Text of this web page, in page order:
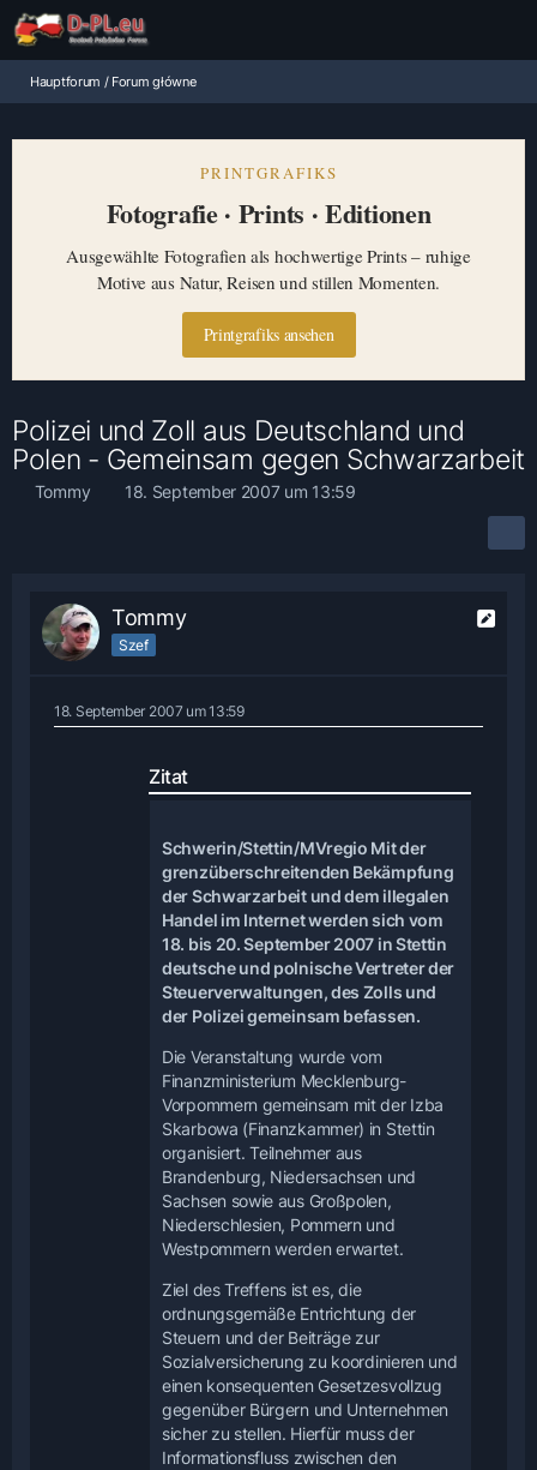
Hauptforum / Forum główne
PRINTGRAFIKS
Fotografie · Prints · Editionen
Ausgewählte Fotografien als hochwertige Prints – ruhige
Motive aus Natur, Reisen und stillen Momenten.
Printgrafiks ansehen
Polizei und Zoll aus Deutschland und
Polen - Gemeinsam gegen Schwarzarbeit
Tommy 18. September 2007 um 13:59
Tommy
Szef
18. September 2007 um 13:59
Zitat
Schwerin/Stettin/MVregio Mit der
grenzüberschreitenden Bekämpfung
der Schwarzarbeit und dem illegalen
Handel im Internet werden sich vom
18. bis 20. September 2007 in Stettin
deutsche und polnische Vertreter der
Steuerverwaltungen, des Zolls und
der Polizei gemeinsam befassen.
Die Veranstaltung wurde vom
Finanzministerium Mecklenburg-
Vorpommern gemeinsam mit der Izba
Skarbowa (Finanzkammer) in Stettin
organisiert. Teilnehmer aus
Brandenburg, Niedersachsen und
Sachsen sowie aus Großpolen,
Niederschlesien, Pommern und
Westpommern werden erwartet.
Ziel des Treffens ist es, die
ordnungsgemäße Entrichtung der
Steuern und der Beiträge zur
Sozialversicherung zu koordinieren und
einen konsequenten Gesetzesvollzug
gegenüber Bürgern und Unternehmen
sicher zu stellen. Hierfür muss der
Informationsfluss zwischen den